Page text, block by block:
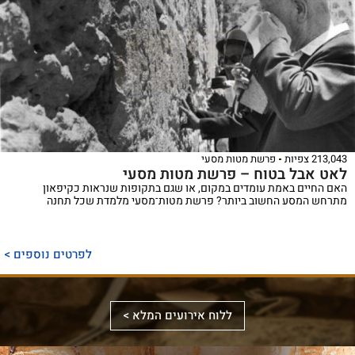
213,043 צפיות פרשת מטות מסעי
לאט אבל בטוח – פרשת מטות מסעי
האם החיים באמת עומדים במקום, או שגם בתקופות שנראות כקיפאון
מתרחש המסע החשוב ביותר? פרשת מטות־מסעי מלמדת שכל תחנה
לפרטים נוספים >
ללוח אירועים המלא >
הדינים
באמצעות
ספר
אלבומי
מפואר
המשחזר